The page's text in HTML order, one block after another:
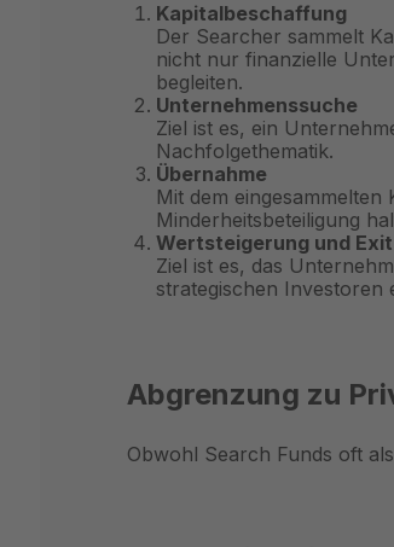
Kapitalbeschaffung
Der Searcher sammelt
nicht nur finanzielle
begleiten.
Unternehmenssuche
Ziel ist es, ein
Nachfolgethematik.
Übernahme
Mit dem
Minderheitsbeteiligung
Wertsteigerung und Exit
Ziel ist es, das
strategischen Investoren
Abgrenzung zu
Obwohl Search Funds oft